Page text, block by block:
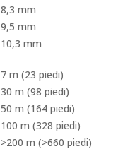
8,3 mm
9,5 mm
10,3 mm
7 m (23 piedi)
30 m (98 piedi)
50 m (164 piedi)
100 m (328 piedi)
>200 m (>660 piedi)